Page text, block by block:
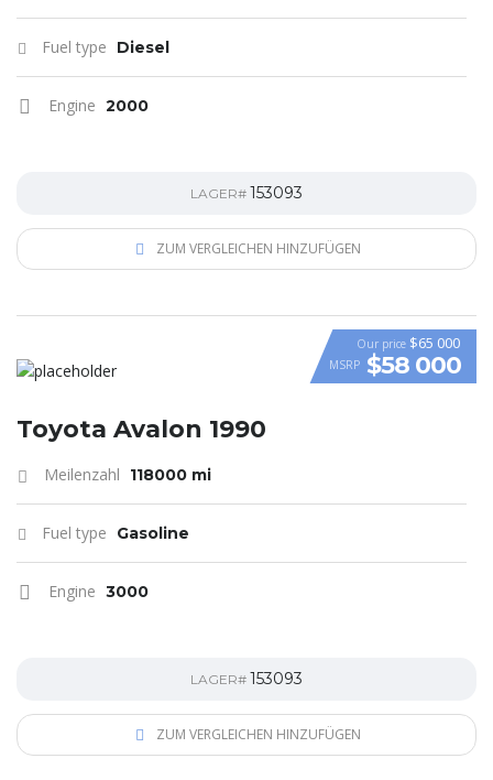
Fuel type Diesel
Engine 2000
LAGER# 153093
ZUM VERGLEICHEN HINZUFÜGEN
VIDEO
Our price $65 000
MSRP $58 000
Toyota Avalon 1990
Meilenzahl 118000 mi
Fuel type Gasoline
Engine 3000
LAGER# 153093
ZUM VERGLEICHEN HINZUFÜGEN